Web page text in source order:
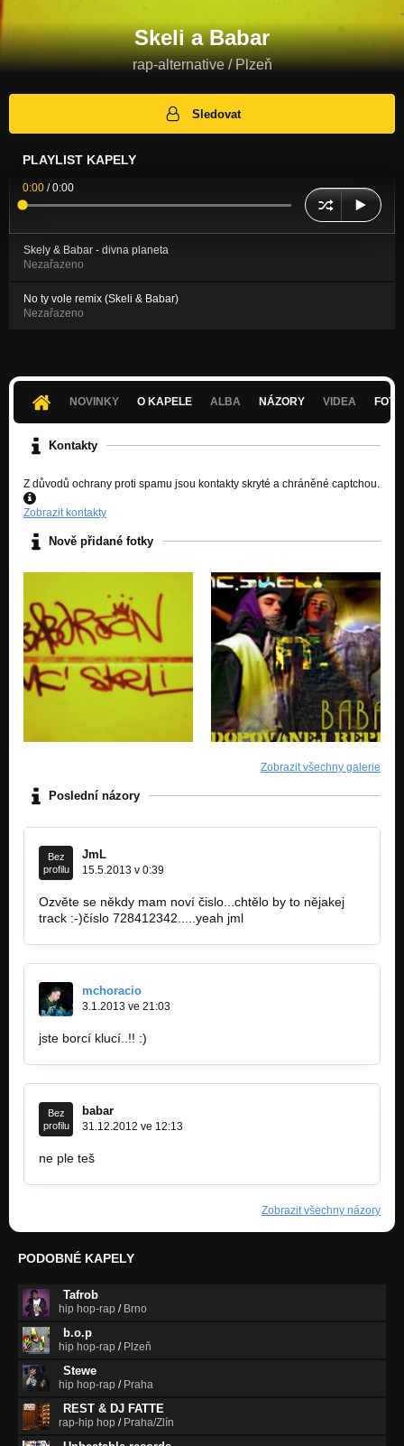
Skeli a Babar
rap-alternative / Plzeň
Sledovat
PLAYLIST KAPELY
0:00 /0:00
Skely & Babar - divna planeta
Nezařazeno
No ty vole remix (Skeli & Babar)
Nezařazeno
NOVINKY O KAPELE ALBA NÁZORY VIDEA
Kontakty
Z důvodů ochrany proti spamu jsou kontakty skryté a chráněné captchou.
Zobrazit kontakty
Nově přidané fotky
Zobrazit všechny galerie
Poslední názory
Bez
profilu
JmL
15.5.2013 v 0:39
Ozvěte se někdy mam noví čislo...chtělo by to nějakej
track :-)číslo 728412342.....yeah jml
mchoracio
3.1.2013 ve 21:03
jste borcí klucí..!! :)
Bez
profilu
babar
31.12.2012 ve 12:13
ne ple teš
Zobrazit všechny názory
PODOBNÉ KAPELY
Tafrob
hip hop-rap / Brno
b.o.p
hip hop-rap / Plzeň
Stewe
hip hop-rap / Praha
REST & DJ FATTE
rap-hip hop / Praha/Zlín